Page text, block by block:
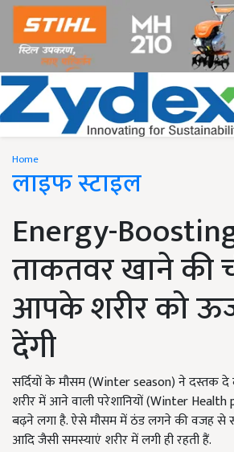
Home
लाइफ स्टाइल
Energy-
ताकतवर खाने की
आपके शरीर को
देंगी
सर्दियों के मौसम (Winter season) ने दस्तक
शरीर में आने वाली परेशानियों (Winter Health
बढ़ने लगा है. ऐसे मौसम में ठंड लगने की वजह से
आदि जैसी समस्याएं शरीर में लगी ही रहती हैं.